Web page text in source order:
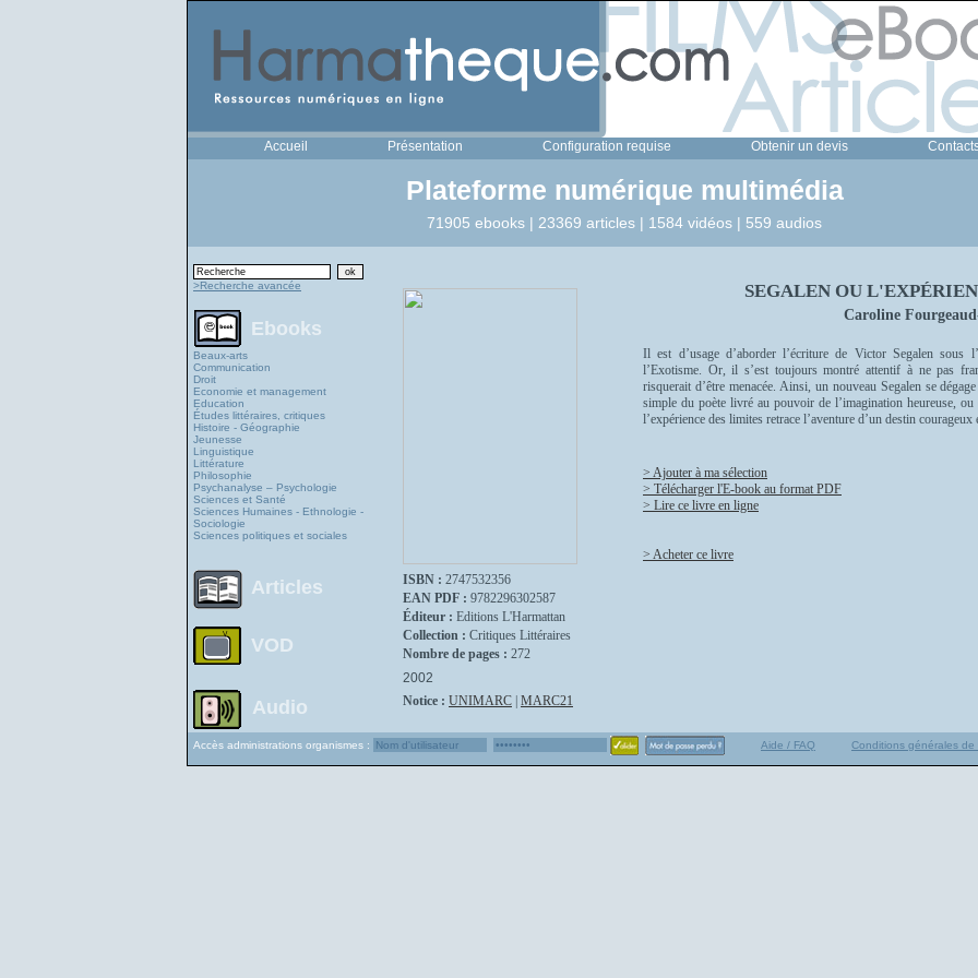
Accueil Présentation Configuration requise Obtenir un devis
Plateforme numérique multimédia
71905 ebooks | 23369 articles | 1584 vidéos | 559 audios
>Recherche avancée
Ebooks
Beaux-arts
Communication
Droit
Economie et management
Education
Études littéraires, critiques
Histoire - Géographie
Jeunesse
Linguistique
Littérature
Philosophie
Psychanalyse – Psychologie
Sciences et Santé
Sciences Humaines - Ethnologie -
Sociologie
Sciences politiques et sociales
Articles
VOD
Audio
ISBN : 2747532356
EAN PDF : 9782296302587
Éditeur : Editions L'Harmattan
Collection : Critiques Littéraires
Nombre de pages : 272
2002
Notice : UNIMARC MARC21
SEGALEN OU
Caroline
Il est d’usage d’aborder l’écriture de Victor Segalen
l’Exotisme. Or, il s’est toujours montré attentif à ne pas
risquerait d’être menacée. Ainsi, un nouveau Segalen se
simple du poète livré au pouvoir de l’imagination heureuse,
l’expérience des limites retrace l’aventure d’un destin
> Ajouter à ma sélection
> Télécharger l'E-book au format PDF
> Lire ce livre en ligne
> Acheter ce livre
Accès administrations organismes : Aide / FAQ Conditions générales de